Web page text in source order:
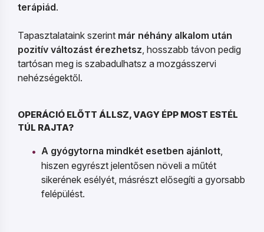
terápiád.
Tapasztalataink szerint már néhány alkalom után
pozitív változást érezhetsz , hosszabb távon pedig
tartósan meg is szabadulhatsz a mozgásszervi
nehézségektől.
OPERÁCIÓ ELŐTT ÁLLSZ, VAGY ÉPP MOST ESTÉL
TÚL RAJTA?
A gyógytorna mindkét esetben ajánlott
hiszen egyrészt jelentősen növeli a műtét
sikerének esélyét, másrészt elősegíti a gyorsabb
felépülést.